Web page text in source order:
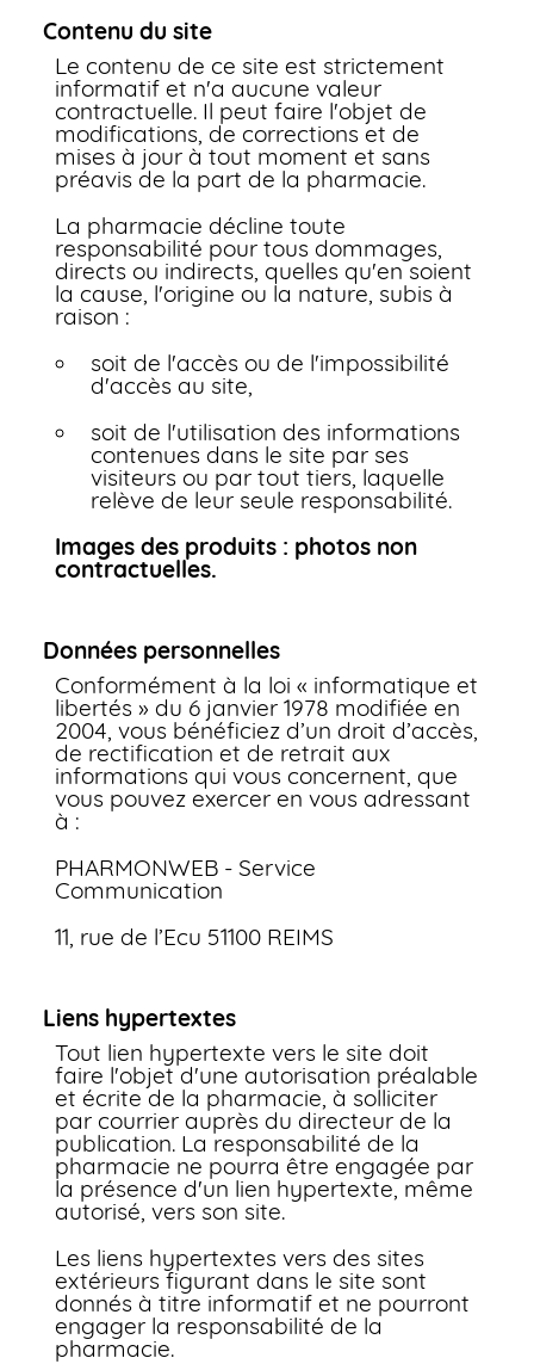
Contenu du site
Le contenu de ce site est strictement
informatif et n'a aucune valeur
contractuelle. Il peut faire l'objet de
modifications, de corrections et de
mises à jour à tout moment et sans
préavis de la part de la pharmacie.
La pharmacie décline toute
responsabilité pour tous dommages,
directs ou indirects, quelles qu'en soient
la cause, l'origine ou la nature, subis à
raison :
soit de l'accès ou de l'impossibilité
d'accès au site,
soit de l'utilisation des informations
contenues dans le site par ses
visiteurs ou par tout tiers, laquelle
relève de leur seule responsabilité.
Images des produits : photos non
contractuelles.
Données personnelles
Conformément à la loi « informatique et
libertés » du 6 janvier 1978 modifiée en
2004, vous bénéficiez d’un droit d’accès,
de rectification et de retrait aux
informations qui vous concernent, que
vous pouvez exercer en vous adressant
à :
PHARMONWEB - Service
Communication
11, rue de l’Ecu 51100 REIMS
Liens hypertextes
Tout lien hypertexte vers le site doit
faire l'objet d'une autorisation préalable
et écrite de la pharmacie, à solliciter
par courrier auprès du directeur de la
publication. La responsabilité de la
pharmacie ne pourra être engagée par
la présence d'un lien hypertexte, même
autorisé, vers son site.
Les liens hypertextes vers des sites
extérieurs figurant dans le site sont
donnés à titre informatif et ne pourront
engager la responsabilité de la
pharmacie.